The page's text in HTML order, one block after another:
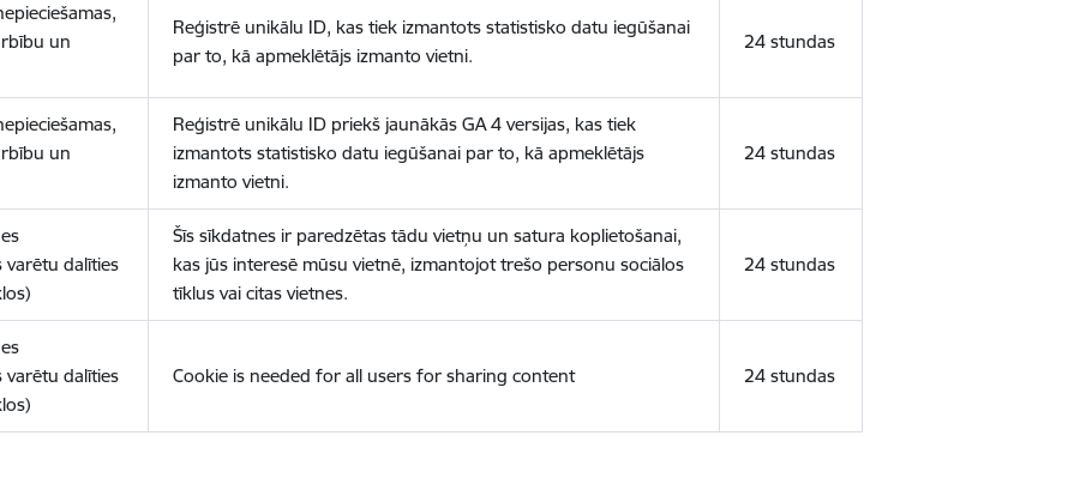
un
Reģistrē unikālu ID, kas tiek izmantots statistisko datu iegūšanai
par to, kā apmeklētājs izmanto vietni.
24 stundas
un
Reģistrē unikālu ID priekš jaunākās GA 4 versijas, kas tiek
izmantots statistisko datu iegūšanai par to, kā apmeklētājs
izmanto vietni.
24 stundas
varētu dalīties
Šīs sīkdatnes ir paredzētas tādu vietņu un satura koplietošanai,
kas jūs interesē mūsu vietnē, izmantojot trešo personu sociālos
tīklus vai citas vietnes.
24 stundas
varētu dalīties
Cookie is needed for all users for sharing content 24 stundas